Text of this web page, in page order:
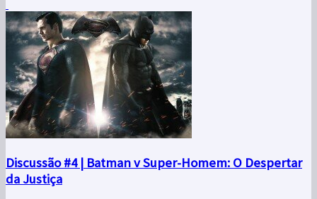
Discussão #4 | Batman v Super-Homem: O Despertar
da Justiça